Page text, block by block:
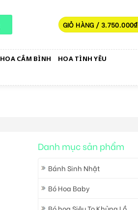
GIỎ HÀNG / 3.750.000₫
HOA CẮM BÌNH
HOA TÌNH YÊU
Danh mục sản phẩm
Bánh Sinh Nhật
Bó Hoa Baby